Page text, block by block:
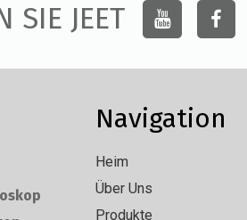
SIE JEET
Navigation
Heim
Über Uns
Produkte